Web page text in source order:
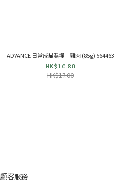
ADVANCE 日常成貓濕糧 – 雞肉 (85g) 564463
HK$10.80
HK$17.00
顧客服務